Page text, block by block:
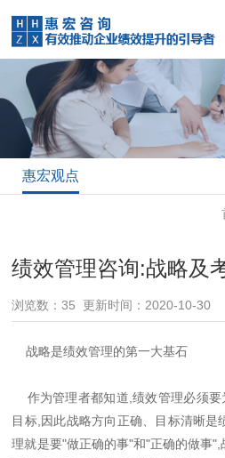
惠宏观点
绩效管理咨询:战略及
浏览数：35 更新时间：2020-10-30
战略是绩效管理的第一大基石
作为管理者都知道,绩效管理必须要
目标,因此战略方向正确、目标清晰是
理就是要"做正确的事"和"正确的做事